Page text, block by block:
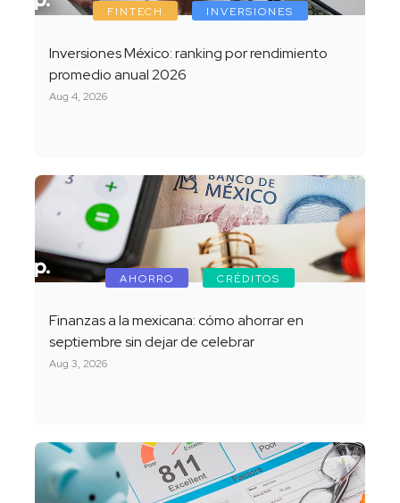
FINTECH INVERSIONES
Inversiones México: ranking por rendimiento
promedio anual 2026
Aug 4, 2026
AHORRO CRÉDITOS
Finanzas a la mexicana: cómo ahorrar en
septiembre sin dejar de celebrar
Aug 3, 2026